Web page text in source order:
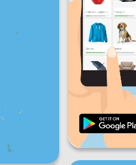
每日进度
每月进度
總體進度